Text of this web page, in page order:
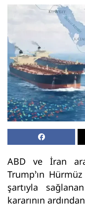
ABD ve İran
Trump’ın
şartıyla
kararının